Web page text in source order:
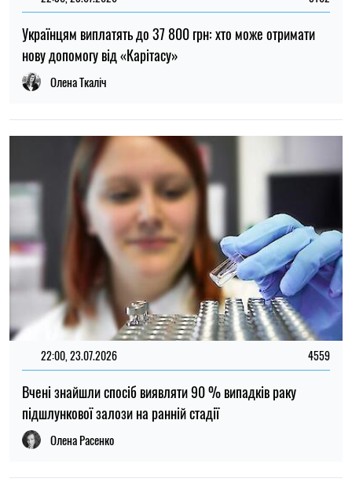
22:00, 23.07.2026 4559
Вчені знайшли спосіб виявляти 90 % випадків раку
підшлункової залози на ранній стадії
Олена Расенко